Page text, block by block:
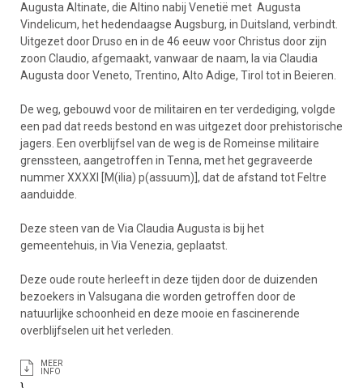
Augusta Altinate, die Altino nabij Venetië met Augusta
Vindelicum, het hedendaagse Augsburg, in Duitsland, verbindt.
Uitgezet door Druso en in de 46 eeuw voor Christus door zijn
zoon Claudio, afgemaakt, vanwaar de naam, la via Claudia
Augusta door Veneto, Trentino, Alto Adige, Tirol tot in Beieren.
De weg, gebouwd voor de militairen en ter verdediging, volgde
een pad dat reeds bestond en was uitgezet door prehistorische
jagers. Een overblijfsel van de weg is de Romeinse militaire
grenssteen, aangetroffen in Tenna, met het gegraveerde
nummer XXXXI [M(ilia) p(assuum)], dat de afstand tot Feltre
aanduidde.
Deze steen van de Via Claudia Augusta is bij het
gemeentehuis, in Via Venezia, geplaatst.
Deze oude route herleeft in deze tijden door de duizenden
bezoekers in Valsugana die worden getroffen door de
natuurlijke schoonheid en deze mooie en fascinerende
overblijfselen uit het verleden.
MEER
INFO